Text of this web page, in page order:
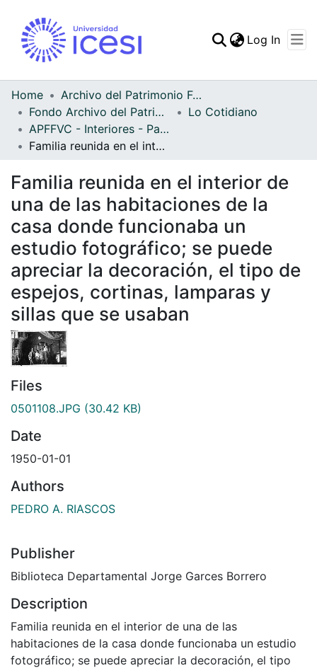
Statistics
Log In
Home
Archivo del Patrimonio Fotográfico y Fílmico del Valle del Cauca
Fondo Archivo del Patrimonio Fotográfico y Fílmico del Valle del Cauca
Lo Cotidiano
APFFVC - Interiores - Patrimonial
Familia reunida en el interior de una de las habitaciones de la casa donde funcionaba un estudio fotográfico; se puede apreciar la decoración, el tipo de espejos, cortinas, lamparas y sillas que se usaban
Familia reunida en el interior de
una de las habitaciones de la
casa donde funcionaba un
estudio fotográfico; se puede
apreciar la decoración, el tipo de
espejos, cortinas, lamparas y
sillas que se usaban
Files
0501108.JPG (30.42 KB)
Date
1950-01-01
Authors
PEDRO A. RIASCOS
Publisher
Biblioteca Departamental Jorge Garces Borrero
Description
Familia reunida en el interior de una de las
habitaciones de la casa donde funcionaba un estudio
fotográfico; se puede apreciar la decoración, el tipo